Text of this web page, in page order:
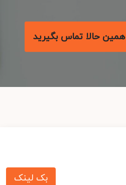
همین حالا تماس بگیرید
بک لینک